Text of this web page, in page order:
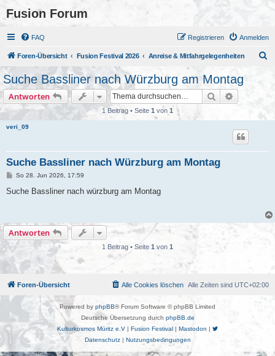
Fusion Forum
FAQ Anmelden
Registrieren
Foren-Übersicht Fusion Festival 2026 Anreise & Mitfahrgelegenheiten
Suche Bassliner nach Würzburg am Montag
Antworten Suche
1 Beitrag • Seite 1 von 1
veri_09
Suche Bassliner nach Würzburg am Montag
BSo 28. Jun 2026, 17:59
Suche Bassliner nach würzburg am Montag
Antworten
1 Beitrag • Seite 1 von 1
Foren-Übersicht Alle Zeiten sind UTC+02:00
Alle Cookies löschen
Powered by phpBB® Forum Software © phpBB Limited
Deutsche Übersetzung durch phpBB.de
Kulturkosmos Müritz e.V | Fusion Festival | Mastodon |
Datenschutz| Nutzungsbedingungen